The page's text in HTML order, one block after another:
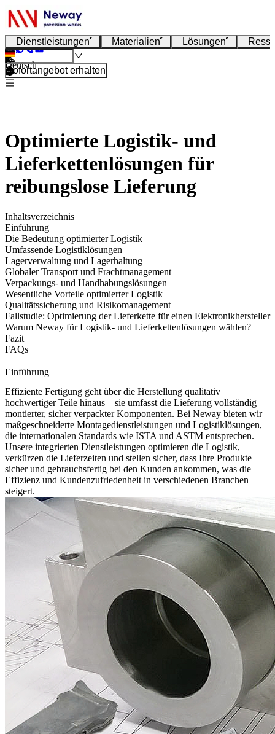
Dienstleistungen Materialien Lösungen
Deutsch
Sofortangebot erhalten
Optimierte Logistik- und
Lieferkettenlösungen für
reibungslose Lieferung
Inhaltsverzeichnis
Einführung
Die Bedeutung optimierter Logistik
Umfassende Logistiklösungen
Lagerverwaltung und Lagerhaltung
Globaler Transport und Frachtmanagement
Verpackungs- und Handhabungslösungen
Wesentliche Vorteile optimierter Logistik
Qualitätssicherung und Risikomanagement
Fallstudie: Optimierung der Lieferkette für einen Elektronikhersteller
Warum Neway für Logistik- und Lieferkettenlösungen wählen?
Fazit
FAQs
Einführung
Effiziente Fertigung geht über die Herstellung qualitativ
hochwertiger Teile hinaus – sie umfasst die Lieferung vollständig
montierter, sicher verpackter Komponenten. Bei Neway bieten wir
maßgeschneiderte Montagedienstleistungen und Logistiklösungen,
die internationalen Standards wie ISTA und ASTM entsprechen.
Unsere integrierten Dienstleistungen optimieren die Logistik,
verkürzen die Lieferzeiten und stellen sicher, dass Ihre Produkte
sicher und gebrauchsfertig bei den Kunden ankommen, was die
Effizienz und Kundenzufriedenheit in verschiedenen Branchen
steigert.